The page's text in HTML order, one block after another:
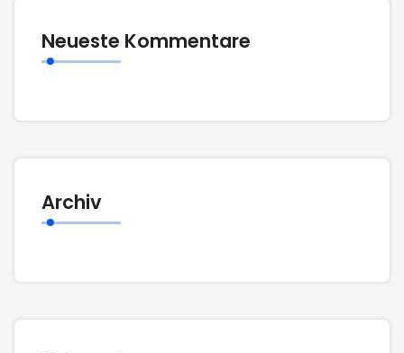
Neueste Kommentare
Archiv